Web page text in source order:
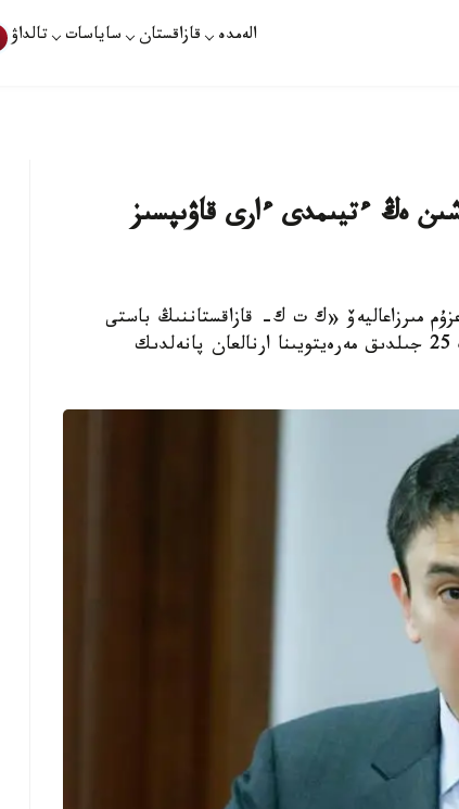
الەمدە قازاقستان ساياسات تالداۋ
ەڭ ءتيىمدى ءارى قاۋىپسىز
مىرزاعاليەۆ «ك ت ك- قازاقستاننىڭ باستى
ەكسپورتتىق باعىتى» اتتى كاسپي قۇبىر كونسورتسيۋمىنىڭ 25 جىلدىق مەرەيتويىنا ارنالعان پانەلدىك